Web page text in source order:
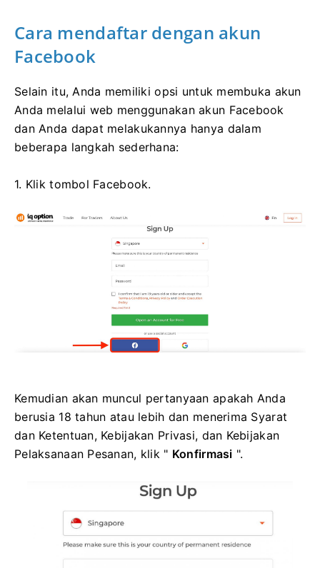
Cara mendaftar dengan akun
Facebook
Selain itu, Anda memiliki opsi untuk membuka akun
Anda melalui web menggunakan akun Facebook
dan Anda dapat melakukannya hanya dalam
beberapa langkah sederhana:
1. Klik tombol Facebook.
Kemudian akan muncul pertanyaan apakah Anda
berusia 18 tahun atau lebih dan menerima Syarat
dan Ketentuan, Kebijakan Privasi, dan Kebijakan
Pelaksanaan Pesanan, klik " Konfirmasi ".